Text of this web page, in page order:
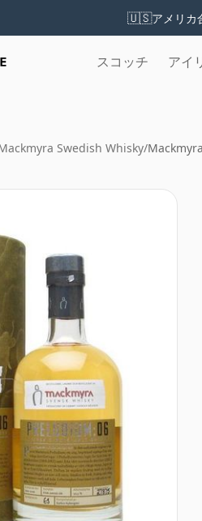
🇺🇸アメリカ
スコッチ アイ
Swedish Whisky/